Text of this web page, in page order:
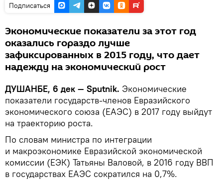
Подписаться
Экономические показатели за этот год
оказались гораздо лучше
зафиксированных в 2015 году, что дает
надежду на экономический рост
ДУШАНБЕ, 6 дек — Sputnik. Экономические
показатели государств-членов Евразийского
экономического союза (ЕАЭС) в 2017 году выйдут
на траекторию роста.
По словам министра по интеграции
и макроэкономике Евразийской экономической
комиссии (ЕЭК) Татьяны Валовой, в 2016 году ВВП
в государствах ЕАЭС сократился на 0,7%.